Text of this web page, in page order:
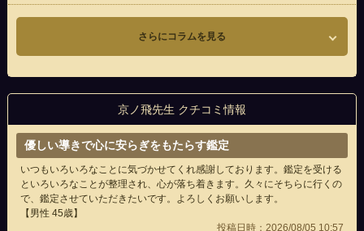
さらにコラムを見る
京ノ飛先生 クチコミ情報
優しい導きで心に安らぎをもたらす鑑定
いつもいろいろなことに気づかせてくれ感謝しております。鑑定を受ける
といろいろなことが整理され、心が落ち着きます。久々にそちらに行くの
で、鑑定させていただきたいです。よろしくお願いします。
【男性 45歳】
投稿日時：2026/08/05 10:57